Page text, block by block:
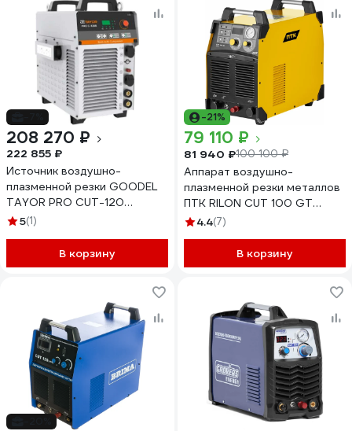
208 270 ₽
222 855 ₽
Источник воздушно-
плазменной резки GOODEL
TAYOR PRO CUT-120
Compressor TCU0019
5(1)
В корзину
-21%
79 110 ₽
81 940 ₽100 100 ₽
Аппарат воздушно-
плазменной резки металлов
ПТК RILON CUT 100 GT
00000029763
4.4(7)
В корзину